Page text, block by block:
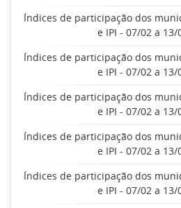
Índices de participação dos
e IPI - 07/02 a 13/
Índices de participação dos
e IPI - 07/02 a 13/
Índices de participação dos
e IPI - 07/02 a 13/
Índices de participação dos
e IPI - 07/02 a 13/
Índices de participação dos
e IPI - 07/02 a 13/